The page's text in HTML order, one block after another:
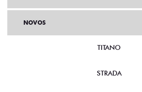
NOVOS
TITANO
STRADA